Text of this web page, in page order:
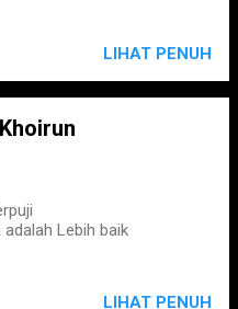
LIHAT PENUH
Lebih baik
LIHAT PENUH